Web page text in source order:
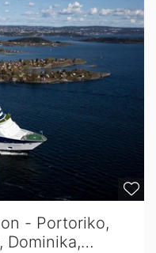
- Portoriko,
Dominika,…